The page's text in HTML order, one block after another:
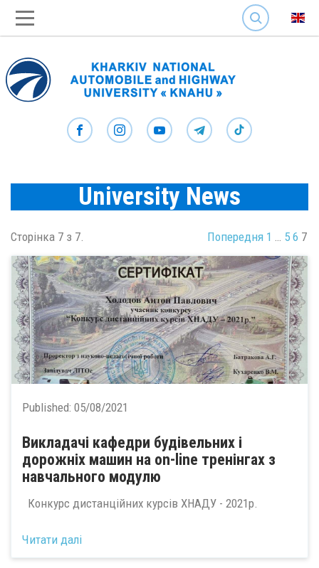
SEARCH
University News
Сторінка 7 з 7. Попередня 1 … 5 6 7
Published: 05/08/2021
Викладачі кафедри будівельних і
дорожніх машин на оn-line тренінгах з
навчального модулю
Конкурс дистанційних курсів ХНАДУ - 2021р.
Читати далі